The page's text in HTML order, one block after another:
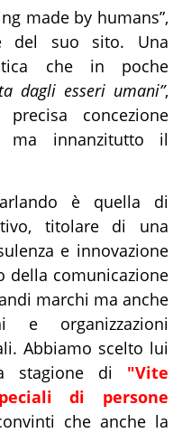
made by humans”,
del suo sito. Una
che in poche
dagli esseri umani”,
concezione
ma innanzitutto il
è quella di
titolare di una
e innovazione
della comunicazione
marchi ma anche
e organizzazioni
Abbiamo scelto lui
stagione di "Vite
di persone
che anche la